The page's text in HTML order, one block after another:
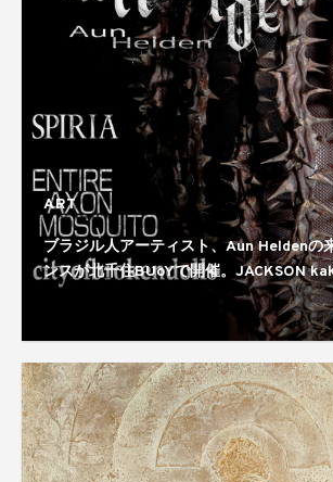
ART
ブラジル人アーティスト、Aun Heldenの
ンスが北千住BUoYで開催。JACKSON
アートコレクティブ、EMTIRE AXON